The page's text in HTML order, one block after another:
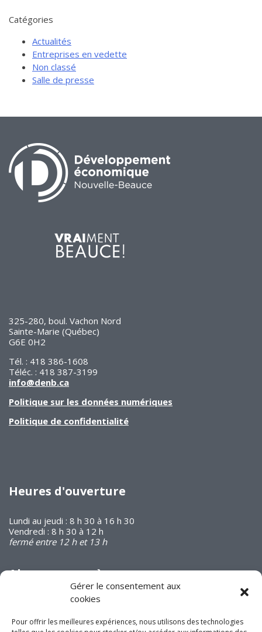
Gérer le consentement aux
cookies
Pour offrir les meilleures expériences, nous utilisons des technologies
Catégories
Actualités
Entreprises en vedette
Non classé
Salle de presse
325-280, boul. Vachon Nord
Sainte-Marie (Québec)
G6E 0H2
Tél. : 418 386-1608
Téléc. : 418 387-3199
info@denb.ca
Politique sur les données numériques
Politique de confidentialité
Heures d'ouverture
Lundi au jeudi : 8 h 30 à 16 h 30
Vendredi : 8 h 30 à 12 h
fermé entre 12 h et 13 h
Abonnez-vous à
notre infolettre